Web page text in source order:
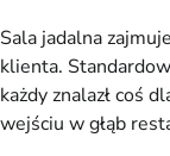
Sala jadalna
klienta.
każdy znalazł coś
wejściu w głąb